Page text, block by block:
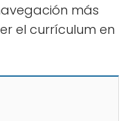
más
el currículum en